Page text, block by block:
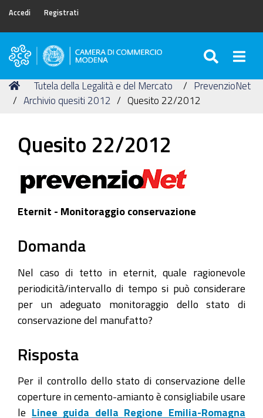
Accedi Registrati
Camera
Commercio
di
Tu
sei
Home
Tutela della Legalità e del Mercato
PrevenzioNet
Archivio quesiti 2012
Quesito 22/2012
Quesito 22/2012
Eternit - Monitoraggio conservazione
Domanda
Nel caso di tetto in eternit, quale ragionevole
periodicità/intervallo di tempo si può considerare
per un adeguato monitoraggio dello stato di
conservazione del manufatto?
Risposta
Per il controllo dello stato di conservazione delle
coperture in cemento-amianto è consigliabile usare
le Linee guida della Regione Emilia-Romagna